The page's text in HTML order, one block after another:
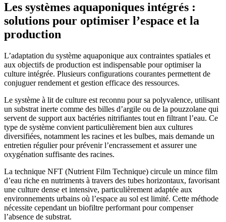
Les systèmes aquaponiques intégrés :
solutions pour optimiser l’espace et la
production
L’adaptation du système aquaponique aux contraintes spatiales et
aux objectifs de production est indispensable pour optimiser la
culture intégrée. Plusieurs configurations courantes permettent de
conjuguer rendement et gestion efficace des ressources.
Le système à lit de culture est reconnu pour sa polyvalence, utilisant
un substrat inerte comme des billes d’argile ou de la pouzzolane qui
servent de support aux bactéries nitrifiantes tout en filtrant l’eau. Ce
type de système convient particulièrement bien aux cultures
diversifiées, notamment les racines et les bulbes, mais demande un
entretien régulier pour prévenir l’encrassement et assurer une
oxygénation suffisante des racines.
La technique NFT (Nutrient Film Technique) circule un mince film
d’eau riche en nutriments à travers des tubes horizontaux, favorisant
une culture dense et intensive, particulièrement adaptée aux
environnements urbains où l’espace au sol est limité. Cette méthode
nécessite cependant un biofiltre performant pour compenser
l’absence de substrat.